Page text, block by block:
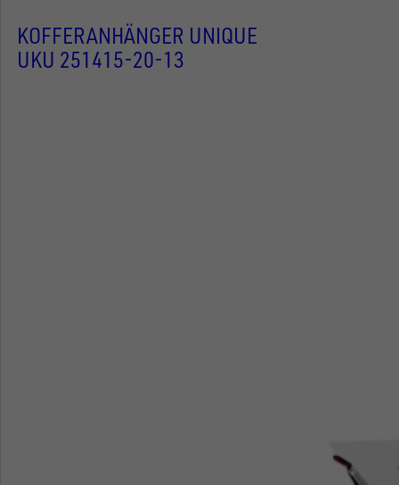
KOFFERANHÄNGER UNIQUE
UKU 251415-20-13